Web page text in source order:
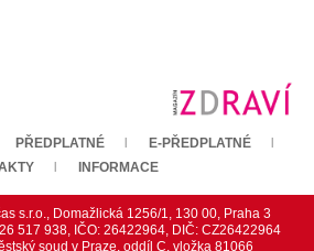
PŘEDPLATNÉ
E-PŘEDPLATNÉ
INFORMACE
s.r.o., Domažlická 1256/1, 130 00, Praha 3
517 938, IČO: 26422964, DIČ: CZ26422964
soud v Praze, oddíl C, vložka 81066